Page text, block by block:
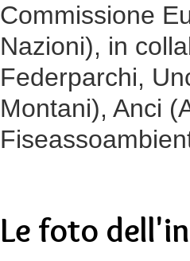
Commissione
Nazioni), in
Federparchi,
Montani), Anci
Le foto